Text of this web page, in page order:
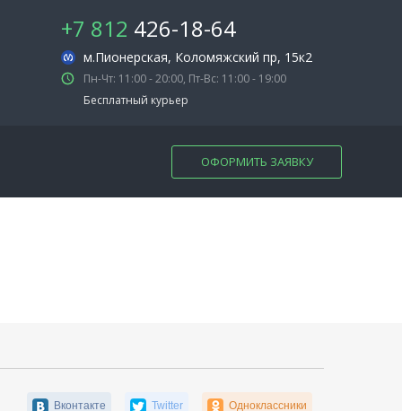
+7 812 426-18-64
м.Пионерская, Коломяжский пр, 15к2
Пн-Чт: 11:00 - 20:00, Пт-Вс: 11:00 - 19:00
Бесплатный курьер
ОФОРМИТЬ ЗАЯВКУ
Вконтакте Twitter Одноклассники